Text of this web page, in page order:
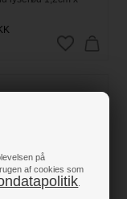
på
af cookies som